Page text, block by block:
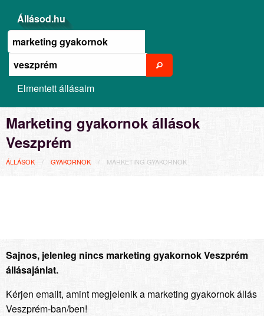
Állásod.hu
Elmentett állásaim
Marketing gyakornok állások
Veszprém
ÁLLÁSOK GYAKORNOK MARKETING GYAKORNOK
Sajnos, jelenleg nincs marketing gyakornok Veszprém
állásajánlat.
Kérjen emailt, amint megjelenik a marketing gyakornok állás
Veszprém-ban/ben!